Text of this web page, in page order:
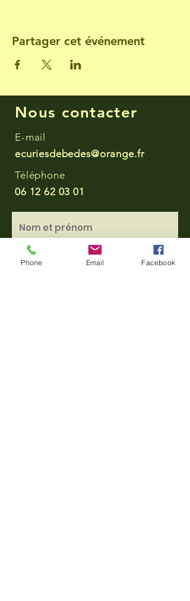
Partager cet événement
Nous contacter
E-mail
ecuriesdebedes@orange.fr
Téléphone
06 12 62 03 01
Phone Email Facebook